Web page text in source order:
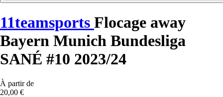
11teamsports Flocage away
Bayern Munich Bundesliga
SANÉ #10 2023/24
À partir de
20,00 €